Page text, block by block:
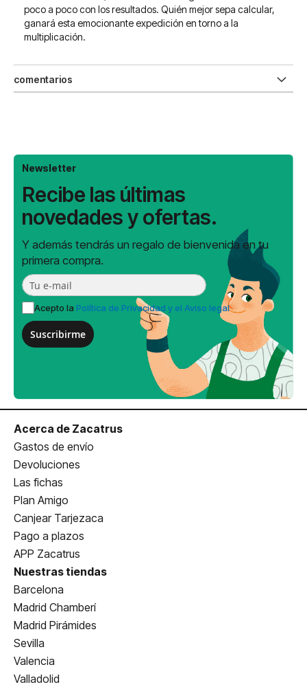
poco a poco con los resultados. Quién mejor sepa calcular,
ganará esta emocionante expedición en torno a la
multiplicación.
comentarios
Newsletter
Recibe las últimas
novedades y ofertas.
Y además tendrás un regalo de bienvenida en tu
primera compra.
Acepto la Política de Privacidad y el Aviso legal
Suscribirme
Acerca de Zacatrus
Gastos de envío
Devoluciones
Las fichas
Plan Amigo
Canjear Tarjezaca
Pago a plazos
APP Zacatrus
Nuestras tiendas
Barcelona
Madrid Chamberí
Madrid Pirámides
Sevilla
Valencia
Valladolid